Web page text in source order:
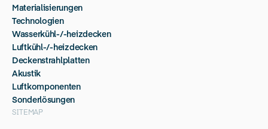
Materialisierungen
Technologien
Wasserkühl-/-heizdecken
Luftkühl-/-heizdecken
Deckenstrahlplatten
Akustik
Luftkomponenten
Sonderlösungen
SITEMAP